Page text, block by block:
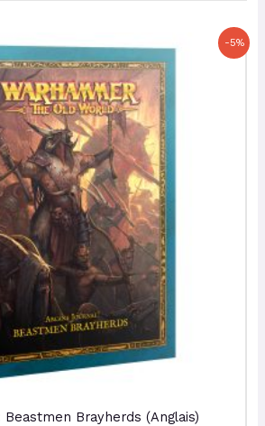
-5%
Brayherds (Anglais)
:
€.